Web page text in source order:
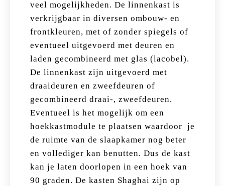
veel mogelijkheden. De linnenkast is
verkrijgbaar in diversen ombouw- en
frontkleuren, met of zonder spiegels of
eventueel uitgevoerd met deuren en
laden gecombineerd met glas (lacobel).
De linnenkast zijn uitgevoerd met
draaideuren en zweefdeuren of
gecombineerd draai-, zweefdeuren.
Eventueel is het mogelijk om een
hoekkastmodule te plaatsen waardoor je
de ruimte van de slaapkamer nog beter
en vollediger kan benutten. Dus de kast
kan je laten doorlopen in een hoek van
90 graden. De kasten Shaghai zijn op